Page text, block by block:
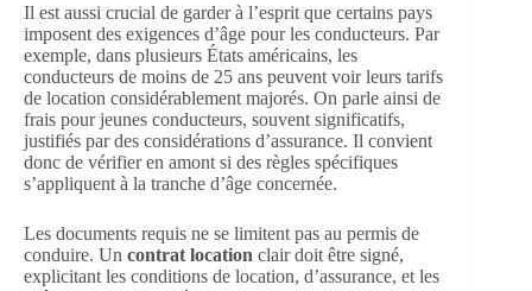
Il est aussi crucial de garder à l’esprit que certains pays
imposent des exigences d’âge pour les conducteurs. Par
exemple, dans plusieurs États américains, les
conducteurs de moins de 25 ans peuvent voir leurs tarifs
de location considérablement majorés. On parle ainsi de
frais pour jeunes conducteurs, souvent significatifs,
justifiés par des considérations d’assurance. Il convient
donc de vérifier en amont si des règles spécifiques
s’appliquent à la tranche d’âge concernée.
Les documents requis ne se limitent pas au permis de
conduire. Un contrat location clair doit être signé,
explicitant les conditions de location, d’assurance, et les